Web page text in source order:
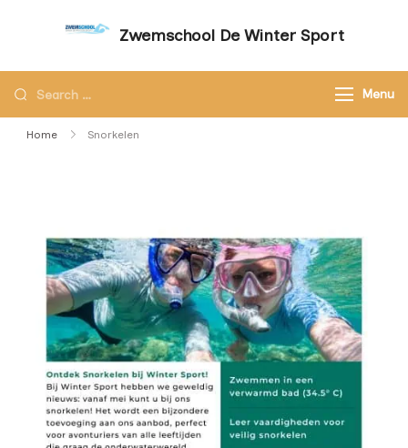
Zwemschool De Winter Sport
aandacht – Zwemschool De Winter Sport
Menu
Home Snorkelen